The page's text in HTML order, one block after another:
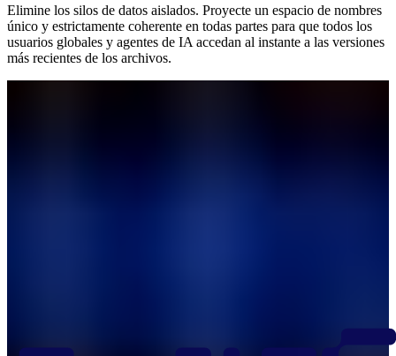
Elimine los silos de datos aislados. Proyecte un espacio de nombres
único y estrictamente coherente en todas partes para que todos los
usuarios globales y agentes de IA accedan al instante a las versiones
más recientes de los archivos.